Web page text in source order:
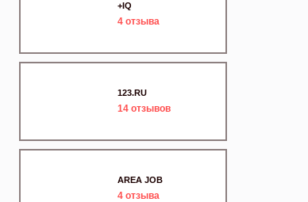
+IQ
4 отзыва
123.RU
14 отзывов
AREA JOB
4 отзыва